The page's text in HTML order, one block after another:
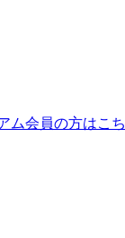
ム会員の方はこ